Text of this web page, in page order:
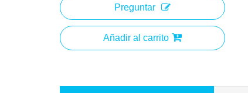
Preguntar
Añadir al carrito